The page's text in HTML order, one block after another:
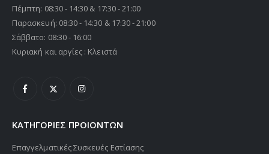
Πέμπτη: 08:30 - 14:30 & 17:30 - 21:00
Παρασκευή: 08:30 - 14:30 & 17:30 - 21:00
Σάββατο: 08:30 - 16:00
Κυριακή και αργίες : Κλειστά
ΚΑΤΗΓΟΡΙΕΣ ΠΡΟΙΟΝΤΩΝ
Επαγγελματικές Συσκευές Εστίασης